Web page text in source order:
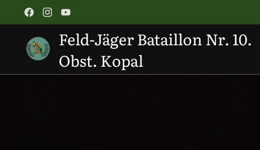
Feld-Jäger Bataillon Nr. 10.
Obst. Kopal